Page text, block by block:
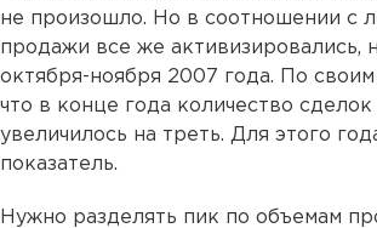
не произошло. Но в соотношении с
продажи все же активизировались,
октября-ноября 2007 года. По своим
что в конце года количество
увеличилось на треть. Для этого
показатель.
Нужно разделять пик по объемам